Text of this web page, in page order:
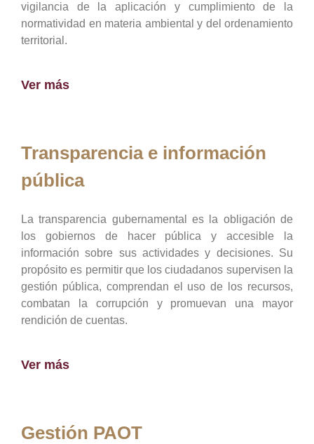
vigilancia de la aplicación y cumplimiento de la
normatividad en materia ambiental y del ordenamiento
territorial.
Ver más
Transparencia e información
pública
La transparencia gubernamental es la obligación de
los gobiernos de hacer pública y accesible la
información sobre sus actividades y decisiones. Su
propósito es permitir que los ciudadanos supervisen la
gestión pública, comprendan el uso de los recursos,
combatan la corrupción y promuevan una mayor
rendición de cuentas.
Ver más
Gestión PAOT